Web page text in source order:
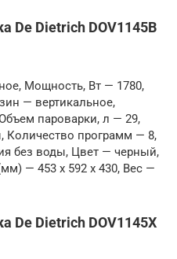
De Dietrich DOV1145B
Мощность, Вт — 1780,
— вертикальное,
пароварки, л — 29,
Количество программ — 8,
без воды, Цвет — черный,
— 453 x 592 x 430, Вес —
De Dietrich DOV1145X